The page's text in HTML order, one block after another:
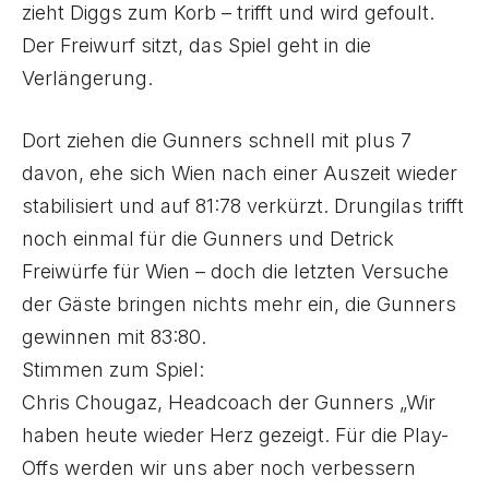
zieht Diggs zum Korb – trifft und wird gefoult.
Der Freiwurf sitzt, das Spiel geht in die
Verlängerung.
Dort ziehen die Gunners schnell mit plus 7
davon, ehe sich Wien nach einer Auszeit wieder
stabilisiert und auf 81:78 verkürzt. Drungilas trifft
noch einmal für die Gunners und Detrick
Freiwürfe für Wien – doch die letzten Versuche
der Gäste bringen nichts mehr ein, die Gunners
gewinnen mit 83:80.
Stimmen zum Spiel:
Chris Chougaz, Headcoach der Gunners „Wir
haben heute wieder Herz gezeigt. Für die Play-
Offs werden wir uns aber noch verbessern